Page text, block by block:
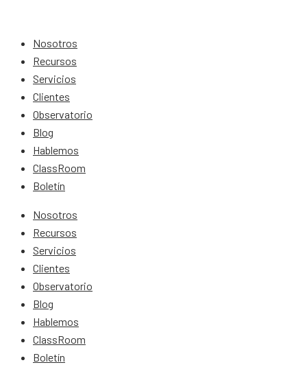
Nosotros
Recursos
Servicios
Clientes
Observatorio
Blog
Hablemos
ClassRoom
Boletín
Nosotros
Recursos
Servicios
Clientes
Observatorio
Blog
Hablemos
ClassRoom
Boletín